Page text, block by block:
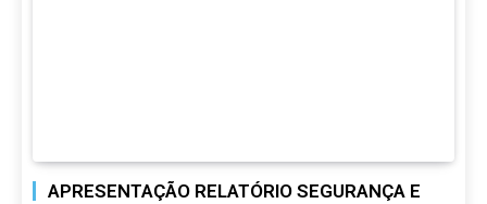
APRESENTAÇÃO RELATÓRIO SEGURANÇA E